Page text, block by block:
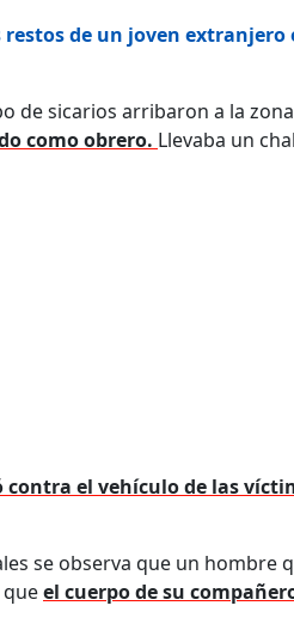
restos de un joven
de sicarios arribaron a la
como obrero. Llevaba un
contra el vehículo de las
se observa que un
el cuerpo de su